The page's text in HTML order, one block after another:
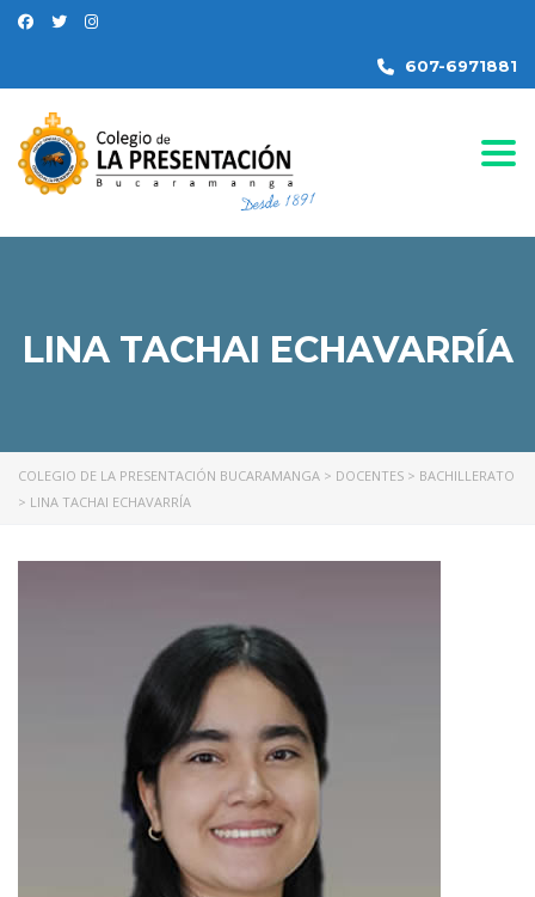
607-6971881
LINA TACHAI ECHAVARRÍA
COLEGIO DE LA PRESENTACIÓN BUCARAMANGA > DOCENTES > BACHILLERATO
> LINA TACHAI ECHAVARRÍA